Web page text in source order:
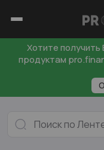
Хотите
продуктам